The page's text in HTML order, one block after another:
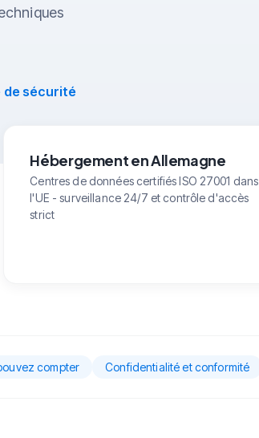
sécurité
Hébergement en Allemagne
Centres de données certifiés ISO 27001 dans
l'UE - surveillance 24/7 et contrôle d'accès
strict
compter Confidentialité et conformité